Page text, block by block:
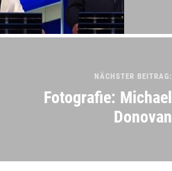
NÄCHSTER BEITRAG:
Fotografie: Michael
Donovan